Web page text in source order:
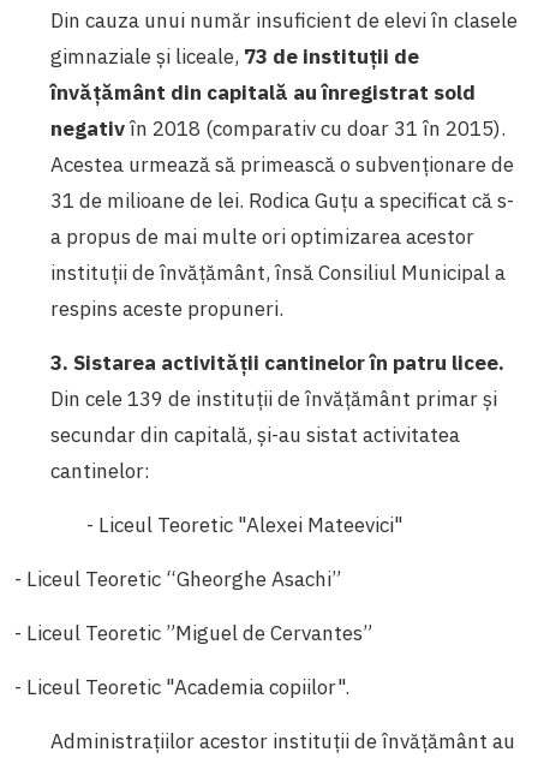
Din cauza unui număr insuficient de elevi în clasele
gimnaziale și liceale, 73 de instituții de
învățământ din capitală au înregistrat sold
negativîn 2018 (comparativ cu doar 31 în 2015).
Acestea urmează să primească o subvenționare de
31 de milioane de lei. Rodica Guțu a specificat că s-
a propus de mai multe ori optimizarea acestor
instituții de învățământ, însă Consiliul Municipal a
respins aceste propuneri.
3. Sistarea activității cantinelor în patru licee.
Din cele 139 de instituții de învățământ primar și
secundar din capitală, și-au sistat activitatea
cantinelor:
- Liceul Teoretic "Alexei Mateevici"
- Liceul Teoretic “Gheorghe Asachi”
- Liceul Teoretic ”Miguel de Cervantes”
- Liceul Teoretic "Academia copiilor".
Administrațiilor acestor instituții de învățământ au